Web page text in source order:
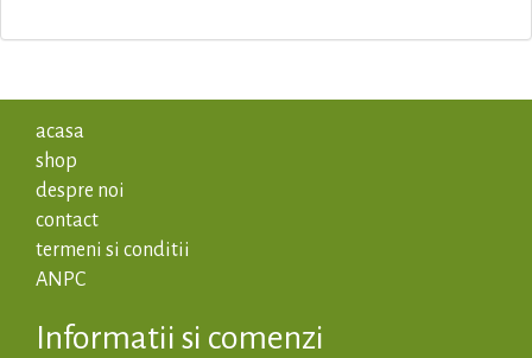
acasa
shop
despre noi
contact
termeni si conditii
ANPC
Informatii si comenzi